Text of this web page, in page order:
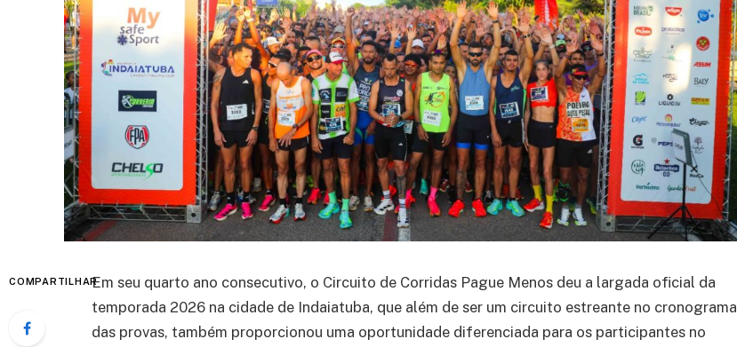
COMPARTILHAREm seu quarto ano consecutivo, o Circuito de Corridas Pague Menos deu a largada oficial da
temporada 2026 na cidade de Indaiatuba, que além de ser um circuito estreante no cronograma
das provas, também proporcionou uma oportunidade diferenciada para os participantes no